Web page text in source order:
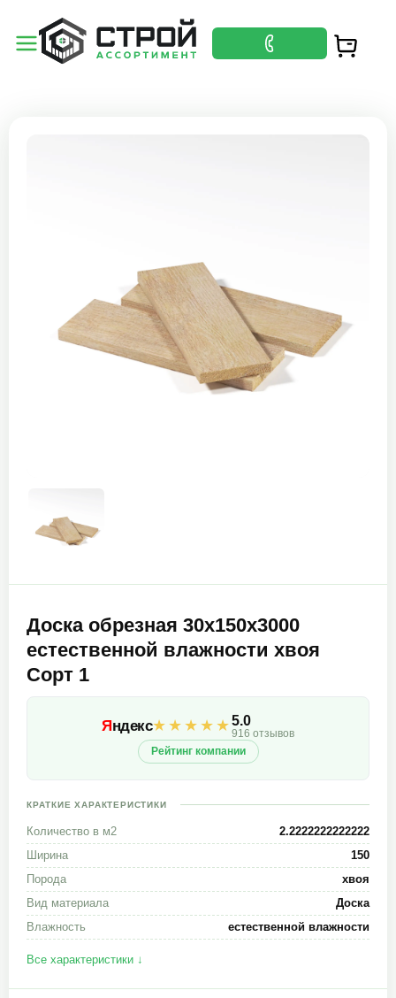
Доска обрезная 30х150х3000
естественной влажности хвоя
Сорт 1
Яндекс★★★★★5.0
916 отзывов
Рейтинг компании
КРАТКИЕ ХАРАКТЕРИСТИКИ
Количество в м2
2.2222222222222
Ширина
150
Порода
хвоя
Вид материала
Доска
Влажность
естественной влажности
Все характеристики ↓